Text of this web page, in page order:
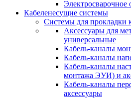
Электросварочное
Кабеленесущие системы
Системы для прокладки
Аксессуары для
универсальные
Кабель-каналы
Кабель-каналы
Кабель-каналы
монтажа ЭУИ) и
Кабель-каналы
аксессуары